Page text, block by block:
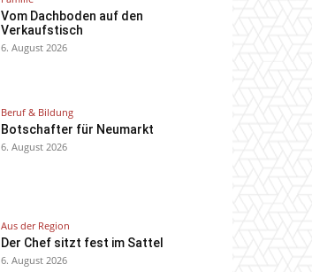
Vom Dachboden auf den
Verkaufstisch
6. August 2026
Beruf & Bildung
Botschafter für Neumarkt
6. August 2026
Aus der Region
Der Chef sitzt fest im Sattel
6. August 2026